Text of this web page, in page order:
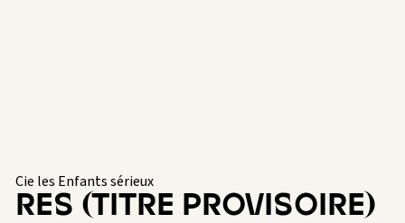
Cie les Enfants sérieux
RES (TITRE PROVISOIRE)